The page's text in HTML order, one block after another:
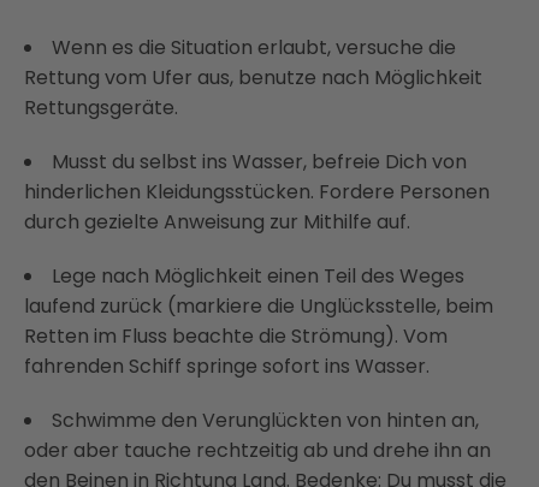
Wenn es die Situation erlaubt, versuche die
Rettung vom Ufer aus, benutze nach Möglichkeit
Rettungsgeräte.
Musst du selbst ins Wasser, befreie Dich von
hinderlichen Kleidungsstücken. Fordere Personen
durch gezielte Anweisung zur Mithilfe auf.
Lege nach Möglichkeit einen Teil des Weges
laufend zurück (markiere die Unglücksstelle, beim
Retten im Fluss beachte die Strömung). Vom
fahrenden Schiff springe sofort ins Wasser.
Schwimme den Verunglückten von hinten an,
oder aber tauche rechtzeitig ab und drehe ihn an
den Beinen in Richtung Land. Bedenke: Du musst die